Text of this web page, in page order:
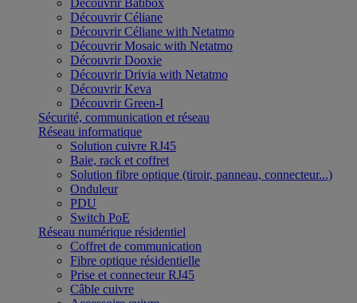
Découvrir Batibox
Découvrir Céliane
Découvrir Céliane with Netatmo
Découvrir Mosaic with Netatmo
Découvrir Dooxie
Découvrir Drivia with Netatmo
Découvrir Keva
Découvrir Green-I
Sécurité, communication et réseau
Réseau informatique
Solution cuivre RJ45
Baie, rack et coffret
Solution fibre optique (tiroir, panneau, connecteur...)
Onduleur
PDU
Switch PoE
Réseau numérique résidentiel
Coffret de communication
Fibre optique résidentielle
Prise et connecteur RJ45
Câble cuivre